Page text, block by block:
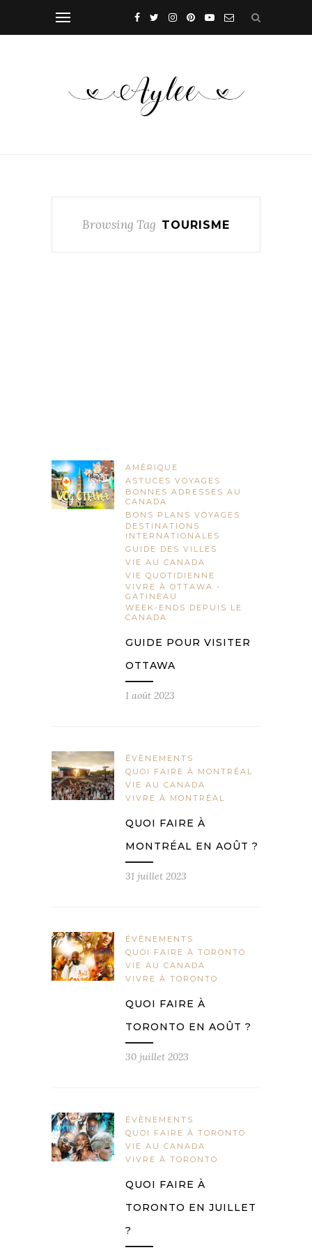
Browsing Tag TOURISME
AMÉRIQUE
ASTUCES VOYAGES
BONNES ADRESSES AU
CANADA
BONS PLANS VOYAGES
DESTINATIONS
INTERNATIONALES
GUIDE DES VILLES
VIE AU CANADA
VIE QUOTIDIENNE
VIVRE À OTTAWA -
GATINEAU
WEEK-ENDS DEPUIS LE
CANADA
GUIDE POUR VISITER
OTTAWA
1 août 2023
ÉVÈNEMENTS
QUOI FAIRE À MONTRÉAL
VIE AU CANADA
VIVRE À MONTRÉAL
QUOI FAIRE À
MONTRÉAL EN AOÛT ?
31 juillet 2023
ÉVÈNEMENTS
QUOI FAIRE À TORONTO
VIE AU CANADA
VIVRE À TORONTO
QUOI FAIRE À
TORONTO EN AOÛT ?
30 juillet 2023
ÉVÈNEMENTS
QUOI FAIRE À TORONTO
VIE AU CANADA
VIVRE À TORONTO
QUOI FAIRE À
TORONTO EN JUILLET
?